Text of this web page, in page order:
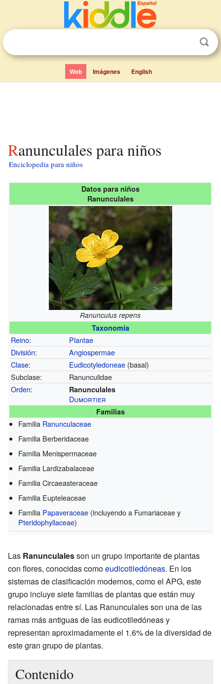
Web Imágenes English
Ranunculales para niños
Enciclopedia para niños
Datos para niños
Ranunculales
Ranunculus repens
Taxonomía
Reino:
Plantae
División:
Angiospermae
Clase: Eudicotyledoneae (basal)
Subclase:
Ranunculidae
Orden: Ranunculales
Dumortier
Familias
Familia Ranunculaceae
Familia Berberidaceae
Familia Menispermaceae
Familia Lardizabalaceae
Familia Circaeasteraceae
Familia Eupteleaceae
Familia Papaveraceae(incluyendo a Fumariaceae y
Pteridophyllaceae)
Las Ranunculalesson un grupo importante de plantas
con flores, conocidas comoeudicotiledóneas. En los
sistemas de clasificación modernos, como el APG, este
grupo incluye siete familias de plantas que están muy
relacionadas entre sí. Las Ranunculales son una de las
ramas más antiguas de las eudicotiledóneas y
representan aproximadamente el 1.6% de la diversidad de
este gran grupo de plantas.
Contenido